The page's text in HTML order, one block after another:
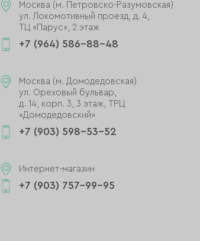
Москва (м. Петровско-Разумовская)
ул. Локомотивный проезд, д. 4,
ТЦ «Парус», 2 этаж
+7 (964) 586-88-48
Москва (м. Домодедовская)
ул. Ореховый бульвар,
д. 14, корп. 3, 3 этаж, ТРЦ
«Домодедовский»
+7 (903) 598-53-52
Интернет-магазин
+7 (903) 757-99-95